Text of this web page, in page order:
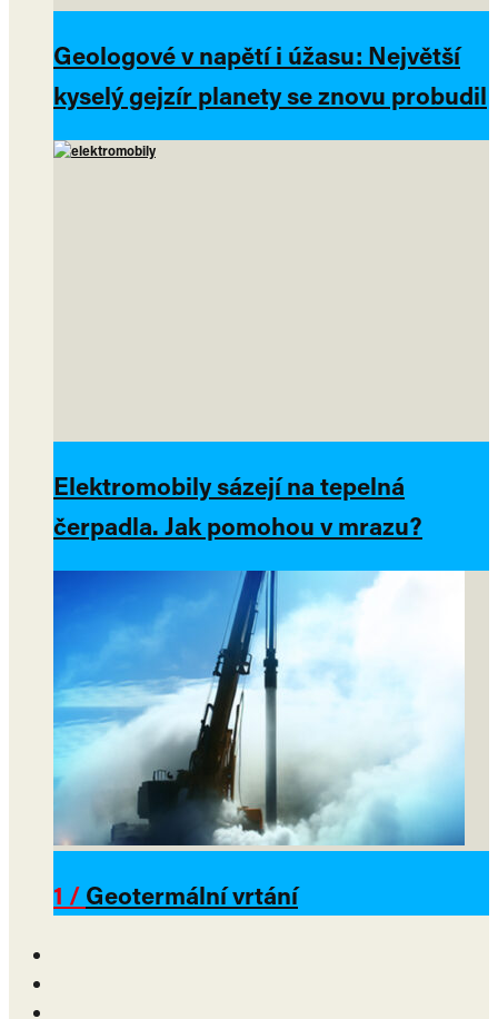
Geologové v napětí i úžasu: Největší
kyselý gejzír planety se znovu probudil
Elektromobily sázejí na tepelná
čerpadla. Jak pomohou v mrazu?
1 / Geotermální vrtání